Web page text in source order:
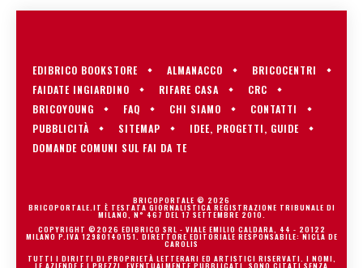
EDIBRICO BOOKSTORE ALMANACCO
BRICOCENTRI
FAIDATE INGIARDINO
RIFARE CASA
CRC
BRICOYOUNG
FAQ CHI SIAMO
CONTATTI
PUBBLICITÀ
SITEMAP
IDEE, PROGETTI, GUIDE
DOMANDE COMUNI SUL FAI DA TE
BRICOPORTALE © 2026
BRICOPORTALE.IT È TESTATA GIORNALISTICA REGISTRAZIONE TRIBUNALE DI
MILANO, N° 467 DEL 17 SETTEMBRE 2010.
COPYRIGHT ©2026 EDIBRICO SRL - VIALE EMILIO CALDARA, 44 - 20122
MILANO P.IVA 12980140151. DIRETTORE EDITORIALE RESPONSABILE: NICLA DE
CAROLIS
TUTTI I DIRITTI DI PROPRIETÀ LETTERARI ED ARTISTICI RISERVATI. I NOMI,